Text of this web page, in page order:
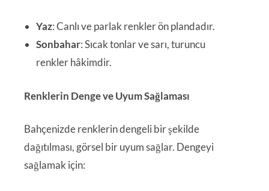
Yaz: Canlı ve parlak renkler ön plandadır.
Sonbahar: Sıcak tonlar ve sarı, turuncu
renkler hâkimdir.
Renklerin Denge ve Uyum Sağlaması
Bahçenizde renklerin dengeli bir şekilde
dağıtılması, görsel bir uyum sağlar. Dengeyi
sağlamak için: